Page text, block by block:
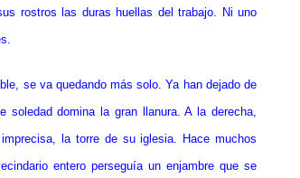
rostros las duras huellas del trabajo. Ni uno
se va quedando más solo. Ya han dejado de
domina la gran llanura. A la derecha,
la torre de su iglesia. Hace muchos
entero perseguía un enjambre que se